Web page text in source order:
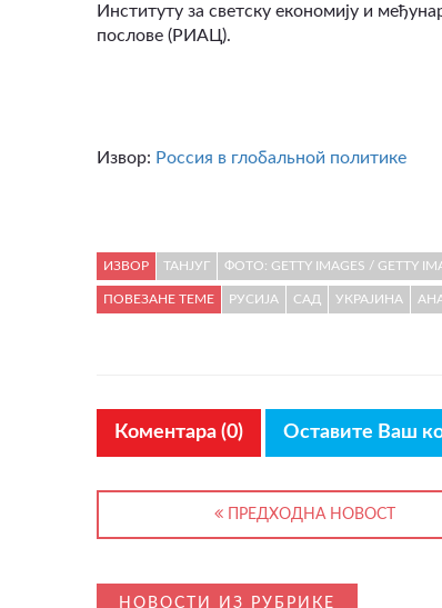
Институту за светску економију и
послове (РИАЦ).
Извор: Россия в глобальной политике
ИЗВОР ТАНЈУГ ФОТО: GETTY IMAGES / GETTY
ПОВЕЗАНЕ ТЕМЕ РУСИЈА САД УКРАЈИНА
Коментара (0) Оставите Ваш
ПРЕДХОДНА НОВОСТ
НОВОСТИ ИЗ РУБРИКЕ